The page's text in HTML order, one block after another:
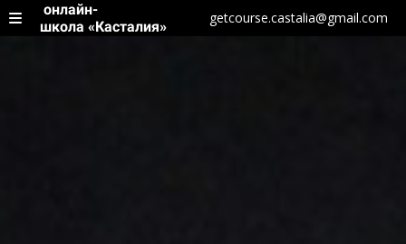
онлайн-
школа «Касталия»
getcourse.castalia@gmail.com